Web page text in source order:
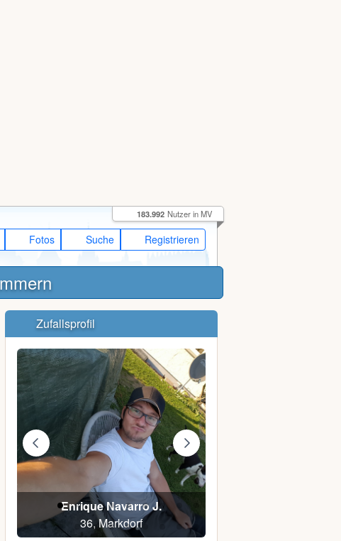
Fotos Suche Registrieren
183.992 Nutzer in MV
Zufallsprofil
Enrique Navarro J.
36, Markdorf